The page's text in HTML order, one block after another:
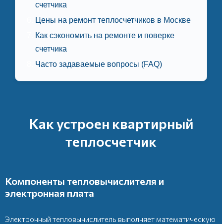
счетчика
Цены на ремонт теплосчетчиков в Москве
Как сэкономить на ремонте и поверке
счетчика
Часто задаваемые вопросы (FAQ)
Как устроен квартирный
теплосчетчик
Компоненты тепловычислителя и
электронная плата
Электронный тепловычислитель выполняет математическую